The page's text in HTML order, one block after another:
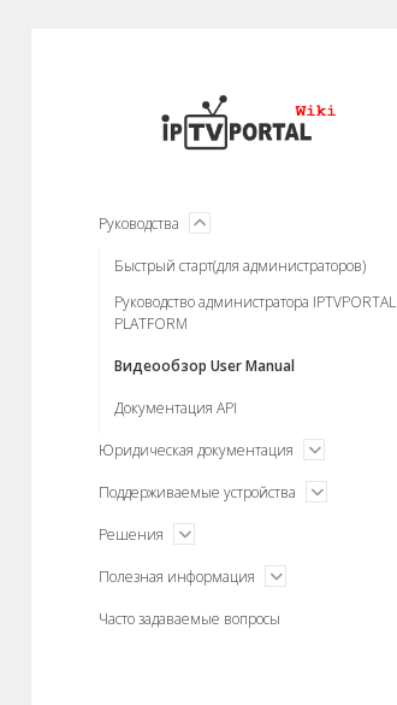
IPTVPORTAL
Руководства
открыть
Быстрый старт(для администраторов)
Руководство администратора IPTVPORTAL
PLATFORM
Видеообзор User Manual
Документация API
Юридическая документация
открыть
меню
Поддерживаемые устройства
открыть
меню
Решения
открыть
меню
Полезная информация
открыть
меню
Часто задаваемые вопросы